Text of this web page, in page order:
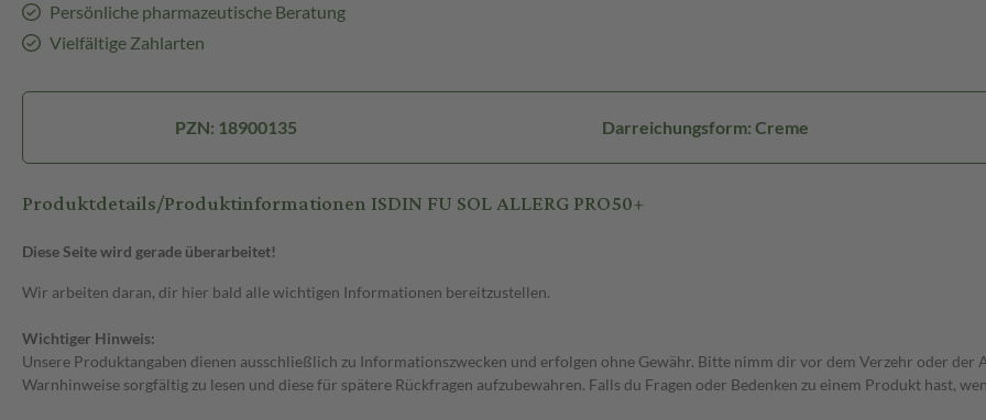
Persönliche pharmazeutische Beratung
Vielfältige Zahlarten
PZN: 18900135 Darreichungsform: Creme
Produktdetails/Produktinformationen ISDIN FU SOL ALLERG PRO50+
Diese Seite wird gerade überarbeitet!
Wir arbeiten daran, dir hier bald alle wichtigen Informationen bereitzustellen.
Wichtiger Hinweis:
Unsere Produktangaben dienen ausschließlich zu Informationszwecken und erfolgen ohne Gewähr. Bitte nimm dir vor dem Verzehr oder
Warnhinweise sorgfältig zu lesen und diese für spätere Rückfragen aufzubewahren. Falls du Fragen oder Bedenken zu einem Produkt hast,